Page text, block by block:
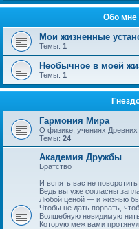
Обо мне
Мои жизненные
Темы: 1
Необычное в моей
Темы: 1
Гармония Мира
О физике, учениях
Темы: 24
Академия Дружбы
Братство
И вспять вас не
Ведь вы уже согласны
Любой ценой — и жизнью
Чтобы не дать порвать,
Волшебную невидимую
Которую меж вами